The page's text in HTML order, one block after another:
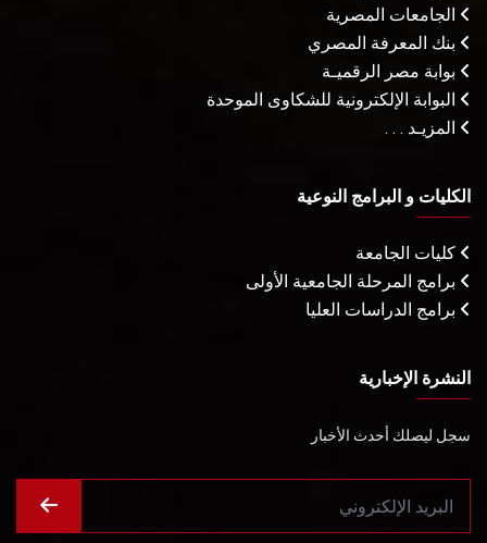
الجامعات المصرية
بنك المعرفة المصري
بوابة مصر الرقميـة
البوابة الإلكترونية للشكاوى الموحدة
المزيـد . . .
الكليات و البرامج النوعية
كليات الجامعة
برامج المرحلة الجامعية الأولى
برامج الدراسات العليا
النشرة الإخبارية
سجل ليصلك أحدث الأخبار